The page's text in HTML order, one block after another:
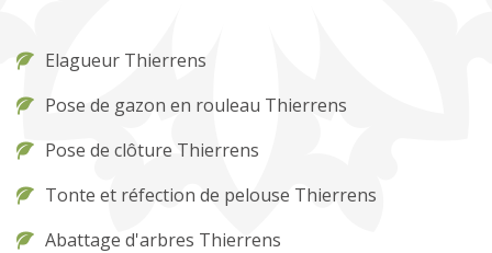
Elagueur Thierrens
Pose de gazon en rouleau Thierrens
Pose de clôture Thierrens
Tonte et réfection de pelouse Thierrens
Abattage d'arbres Thierrens